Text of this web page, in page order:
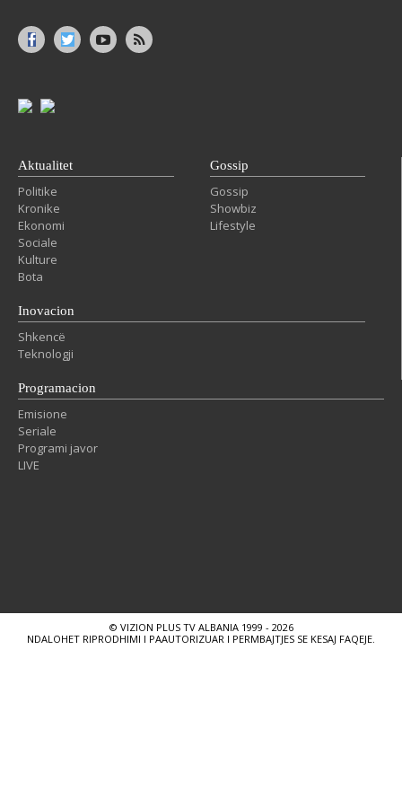
Aktualitet
Politike
Kronike
Ekonomi
Sociale
Kulture
Bota
Gossip
Gossip
Showbiz
Lifestyle
Inovacion
Shkencë
Teknologji
Programacion
Emisione
Seriale
Programi javor
LIVE
© VIZION PLUS TV ALBANIA 1999 - 2026
NDALOHET RIPRODHIMI I PAAUTORIZUAR I PERMBAJTJES SE KESAJ FAQEJE.